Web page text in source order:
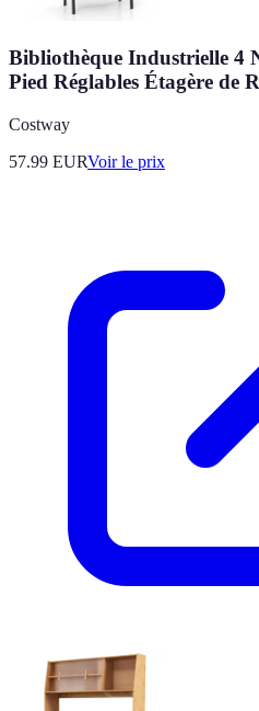
Bibliothèque Industrielle 4
Pied Réglables Étagère de
Costway
57.99 EURVoir le prix